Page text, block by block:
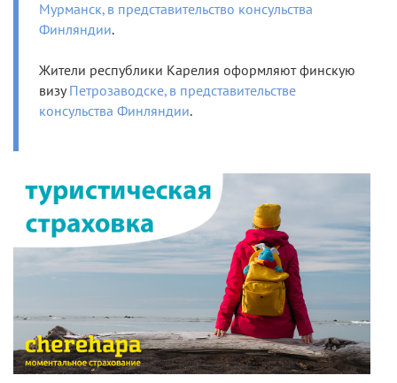
Мурманск, в представительство консульства
Финляндии.
Жители республики Карелия оформляют финскую
визу Петрозаводске, в представительстве
консульства Финляндии.